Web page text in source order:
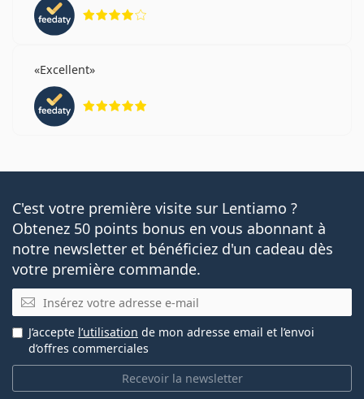
Excellent
C'est votre première visite sur Lentiamo ?
Obtenez 50 points bonus en vous abonnant à
notre newsletter et bénéficiez d'un cadeau dès
votre première commande.
E-mail
Recevoir la newsletter
J’accepte l’utilisation de mon adresse email et l’envoi
d’offres commerciales